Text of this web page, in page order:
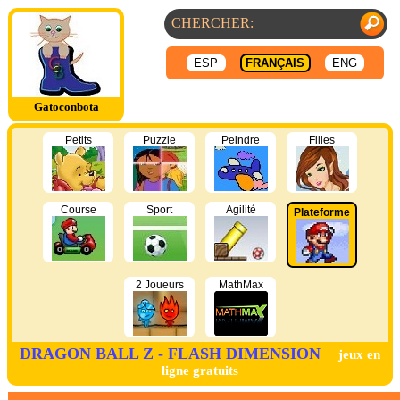
Gatoconbota
ESP FRANÇAIS ENG
Petits Puzzle Peindre Filles
Course Sport Agilité Plateforme
2 Joueurs MathMax
DRAGON BALL Z - FLASH DIMENSION
jeux en
ligne gratuits